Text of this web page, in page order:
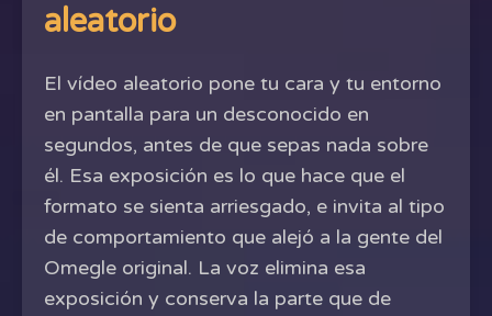
aleatorio
El vídeo aleatorio pone tu cara y tu entorno
en pantalla para un desconocido en
segundos, antes de que sepas nada sobre
él. Esa exposición es lo que hace que el
formato se sienta arriesgado, e invita al tipo
de comportamiento que alejó a la gente del
Omegle original. La voz elimina esa
exposición y conserva la parte que de